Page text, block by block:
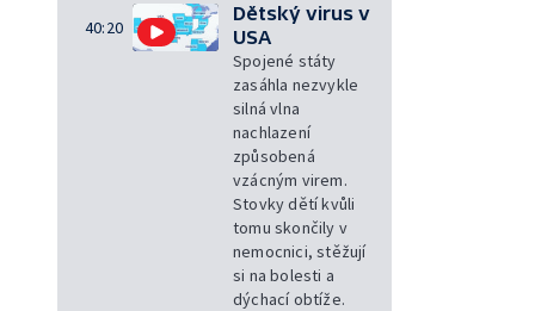
40:20
Dětský virus v
USA
Spojené státy
zasáhla nezvykle
silná vlna
nachlazení
způsobená
vzácným virem.
Stovky dětí kvůli
tomu skončily v
nemocnici, stěžují
si na bolesti a
dýchací obtíže.